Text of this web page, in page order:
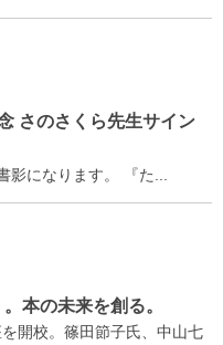
さのさくら先生サイン
影になります。 『た...
本の未来を創る。
開校。篠田節子氏、中山七